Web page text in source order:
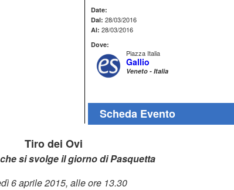
Date:
Dal: 28/03/2016
Al: 28/03/2016
Dove:
Piazza Italia
Gallio
Veneto - Italia
Scheda Evento
Tiro dei Ovi
si svolge il giorno di Pasquetta
6 aprile 2015, alle ore 13.30